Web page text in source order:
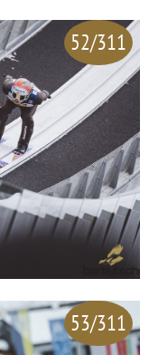
52/311
53/311